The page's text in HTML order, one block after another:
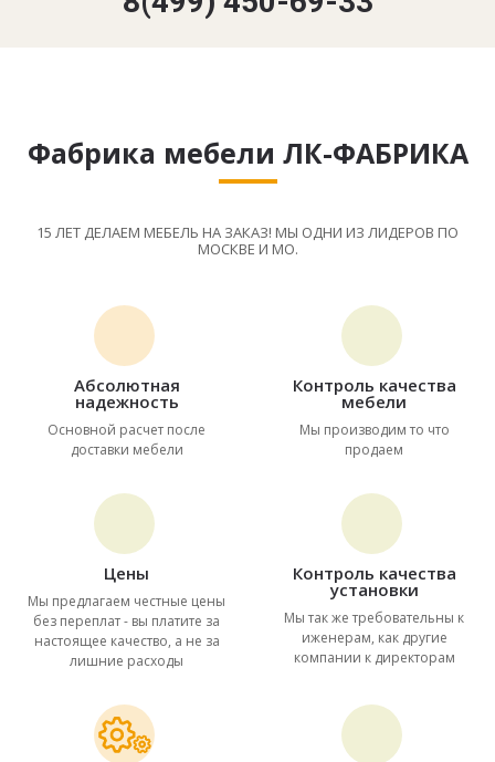
Фабрика мебели ЛК-ФАБРИКА
15 ЛЕТ ДЕЛАЕМ МЕБЕЛЬ НА ЗАКАЗ! МЫ ОДНИ ИЗ ЛИДЕРОВ ПО
МОСКВЕ И МО.
Абсолютная
надежность
Основной расчет после
доставки мебели
Контроль качества
мебели
Мы производим то что
продаем
Цены
Мы предлагаем честные цены
без переплат - вы платите за
настоящее качество, а не за
лишние расходы
Контроль качества
установки
Мы так же требовательны к
иженерам, как другие
компании к директорам